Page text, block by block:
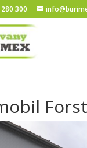
300